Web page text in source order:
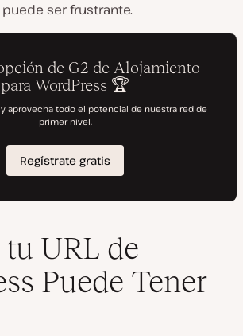
ser frustrante.
tu URL de
Puede Tener